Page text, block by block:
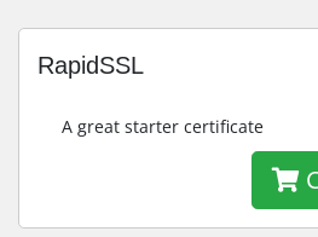
RapidSSL
A great starter certificate